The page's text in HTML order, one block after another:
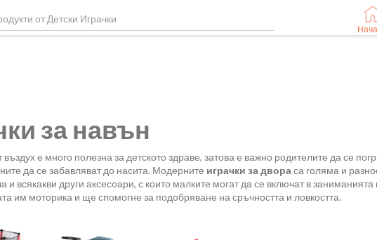
за навън
въздух е много полезна за детското здраве, затова е важно родителите да се
да се забавляват до насита. Модерните играчки за двораса голяма и
и всякакви други аксесоари, с които малките могат да се включат в
им моторика и ще спомогне за подобряване на сръчността и ловкостта.